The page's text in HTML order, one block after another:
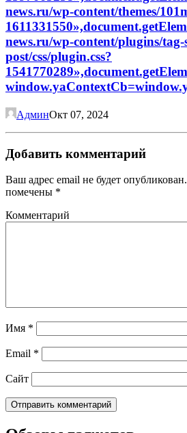
АдминОкт 07, 2024
Добавить комментарий
Ваш адрес email не будет опубликован.
помечены *
Комментарий
Имя *
Email *
Сайт